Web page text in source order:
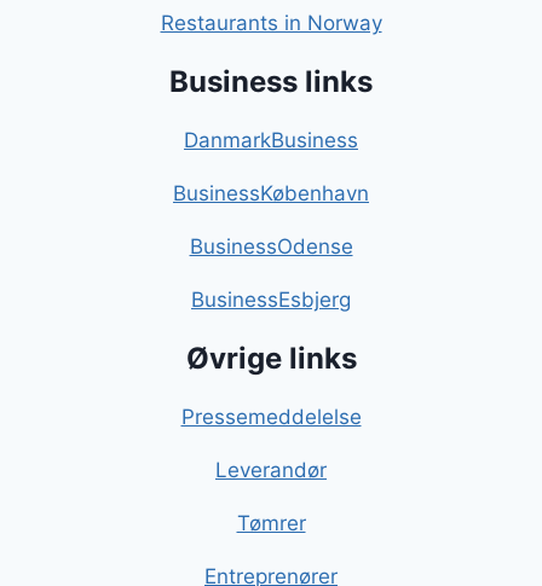
Restaurants in Norway
Business links
DanmarkBusiness
BusinessKøbenhavn
BusinessOdense
BusinessEsbjerg
Øvrige links
Pressemeddelelse
Leverandør
Tømrer
Entreprenører